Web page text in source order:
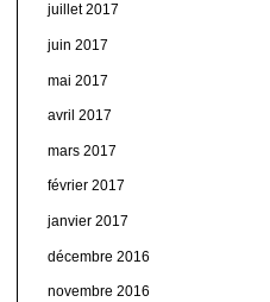
juillet 2017
juin 2017
mai 2017
avril 2017
mars 2017
février 2017
janvier 2017
décembre 2016
novembre 2016